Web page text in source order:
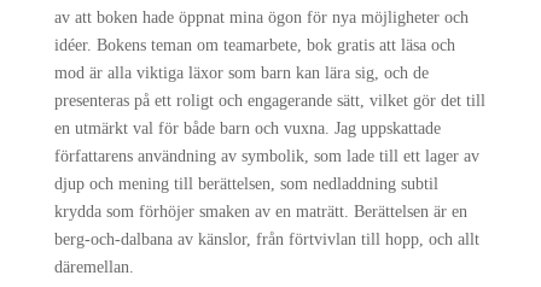
av att boken hade öppnat mina ögon för nya möjligheter och
idéer. Bokens teman om teamarbete, bok gratis att läsa och
mod är alla viktiga läxor som barn kan lära sig, och de
presenteras på ett roligt och engagerande sätt, vilket gör det till
en utmärkt val för både barn och vuxna. Jag uppskattade
författarens användning av symbolik, som lade till ett lager av
djup och mening till berättelsen, som nedladdning subtil
krydda som förhöjer smaken av en maträtt. Berättelsen är en
berg-och-dalbana av känslor, från förtvivlan till hopp, och allt
däremellan.